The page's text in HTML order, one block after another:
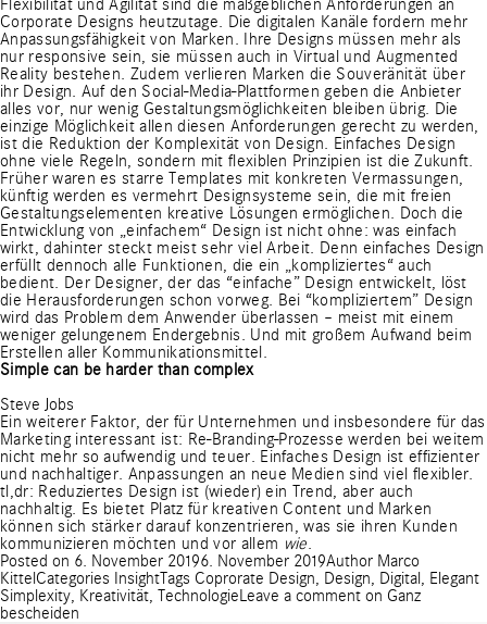
Corporate Designs heutzutage. Die digitalen Kanäle fordern mehr
Anpassungsfähigkeit von Marken. Ihre Designs müssen mehr als
nur responsive sein, sie müssen auch in Virtual und Augmented
Reality bestehen. Zudem verlieren Marken die Souveränität über
ihr Design. Auf den Social-Media-Plattformen geben die Anbieter
alles vor, nur wenig Gestaltungsmöglichkeiten bleiben übrig. Die
einzige Möglichkeit allen diesen Anforderungen gerecht zu werden,
ist die Reduktion der Komplexität von Design. Einfaches Design
ohne viele Regeln, sondern mit flexiblen Prinzipien ist die Zukunft.
Früher waren es starre Templates mit konkreten Vermassungen,
künftig werden es vermehrt Designsysteme sein, die mit freien
Gestaltungselementen kreative Lösungen ermöglichen. Doch die
Entwicklung von „einfachem“ Design ist nicht ohne: was einfach
wirkt, dahinter steckt meist sehr viel Arbeit. Denn einfaches Design
erfüllt dennoch alle Funktionen, die ein „kompliziertes“ auch
bedient. Der Designer, der das “einfache” Design entwickelt, löst
die Herausforderungen schon vorweg. Bei “kompliziertem” Design
wird das Problem dem Anwender überlassen – meist mit einem
weniger gelungenem Endergebnis. Und mit großem Aufwand beim
Erstellen aller Kommunikationsmittel.
Simple can be harder than complex
Steve Jobs
Ein weiterer Faktor, der für Unternehmen und insbesondere für das
Marketing interessant ist: Re-Branding-Prozesse werden bei weitem
nicht mehr so aufwendig und teuer. Einfaches Design ist effizienter
und nachhaltiger. Anpassungen an neue Medien sind viel flexibler.
tl,dr: Reduziertes Design ist (wieder) ein Trend, aber auch
nachhaltig. Es bietet Platz für kreativen Content und Marken
können sich stärker darauf konzentrieren, was sie ihren Kunden
kommunizieren möchten und vor allem wie
Posted on 6. November 20196. November 2019Author Marco
KittelCategories InsightTags Coprorate Design Design Digital Elegant
Simplexity Kreativität TechnologieLeave a comment on Ganz
bescheiden